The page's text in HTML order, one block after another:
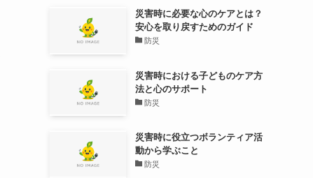
災害時に必要な心のケアとは？
安心を取り戻すためのガイド
防災
災害時における子どものケア方
法と心のサポート
防災
災害時に役立つボランティア活
動から学ぶこと
防災